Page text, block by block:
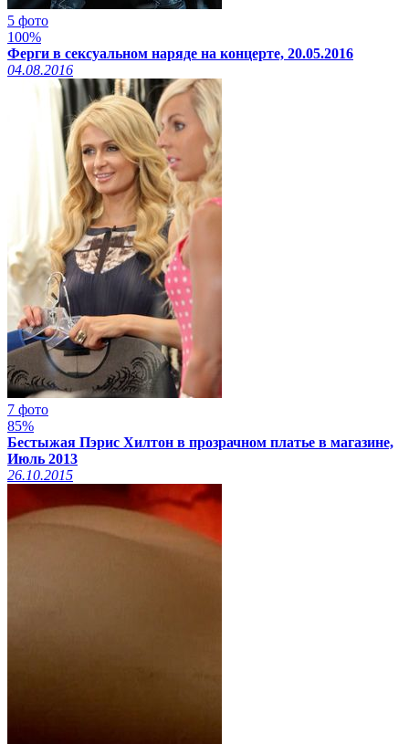
5 фото
100%
Ферги в сексуальном наряде на концерте, 20.05.2016
04.08.2016
7 фото
85%
Бестыжая Пэрис Хилтон в прозрачном платье в магазине,
Июль 2013
26.10.2015